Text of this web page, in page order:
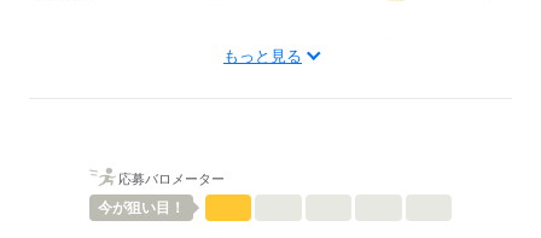
しずか
◆社会保険完備（雇用、労災、健康、厚生年金）
◆予防接種補助金制度
◆各種研修制度
◆食事補助
もっと見る
応募バロメーター
今が狙い目！